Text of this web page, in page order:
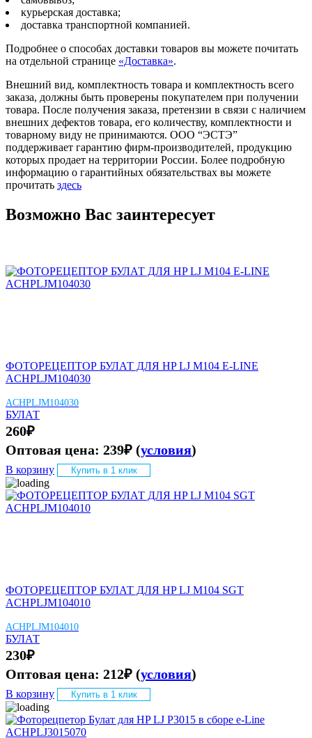
курьерская доставка;
доставка транспортной компанией.
Подробнее о способах доставки товаров вы можете почитать
на отдельной странице «Доставка».
Внешний вид, комплектность товара и комплектность всего
заказа, должны быть проверены покупателем при получении
товара. После получения заказа, претензии в связи с наличием
внешних дефектов товара, его количеству, комплектности и
товарному виду не принимаются. ООО “ЭСТЭ”
поддерживает гарантию фирм-производителей, продукцию
которых продает на территории России. Более подробную
информацию о гарантийных обязательствах вы можете
прочитать здесь
Возможно Вас заинтересует
ФОТОРЕЦЕПТОР БУЛАТ ДЛЯ HP LJ M104 E-LINE
ACHPLJM104030
ACHPLJM104030
БУЛАТ
260₽
Оптовая цена: 239₽ (условия)
В корзину Купить в 1 клик
ФОТОРЕЦЕПТОР БУЛАТ ДЛЯ HP LJ M104 SGT
ACHPLJM104010
ACHPLJM104010
БУЛАТ
230₽
Оптовая цена: 212₽ (условия)
В корзину Купить в 1 клик